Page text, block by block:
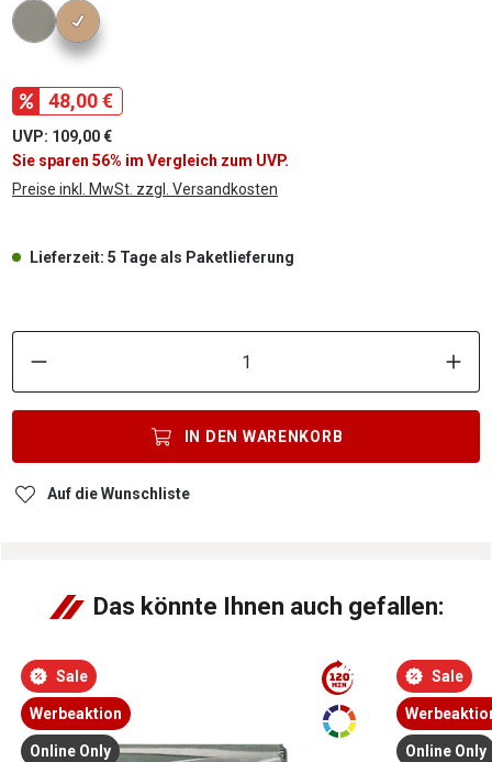
Konfigurator Farbe
48,00 €
UVP: 109,00 €
Sie sparen 56% im Vergleich zum UVP.
Preise inkl. MwSt. zzgl. Versandkosten
Lieferzeit: 5 Tage als Paketlieferung
IN DEN WARENKORB
Auf die Wunschliste
Das könnte Ihnen auch gefallen:
Sale
Werbeaktion
Online Only
Sale
Online Only